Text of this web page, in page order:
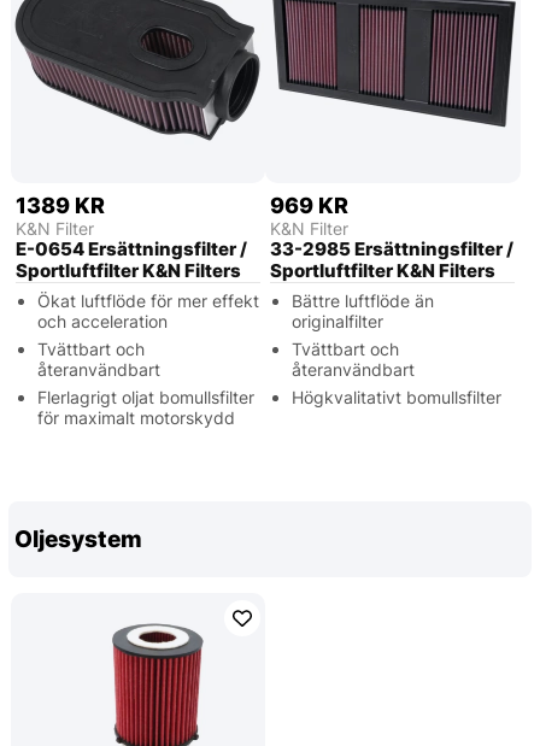
1389 KR
K&N Filter
E-0654 Ersättningsfilter /
Sportluftfilter K&N Filters
Ökat luftflöde för mer effekt
och acceleration
Tvättbart och
återanvändbart
Flerlagrigt oljat bomullsfilter
för maximalt motorskydd
969 KR
K&N Filter
33-2985 Ersättningsfilter /
Sportluftfilter K&N Filters
Bättre luftflöde än
originalfilter
Tvättbart och
återanvändbart
Högkvalitativt bomullsfilter
Oljesystem